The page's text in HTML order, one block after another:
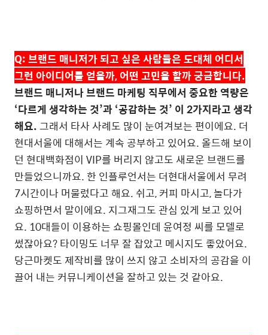
Q:브랜드 매니저가 되고 싶은 사람들은 도대체 어디서
그런 아이디어를 얻을까,어떤 고민을 할까 궁금합니다.
브랜드 매니저나 브랜드 마케팅 직무에서 중요한 역량은
‘다르게 생각하는 것’과‘공감하는 것’ 이 2가지라고 생각
해요. 그래서 타사 사례도 많이 눈여겨보는 편이에요. 더
현대서울에 대해서는 계속 공부하고 있어요. 올드해 보이
던 현대백화점이 VIP를 버리지 않고도 새로운 브랜드를
만들었으니까요. 한 인플루언서는 더현대서울에서 무려
7시간이나 머물렀다고 해요. 쉬고,커피 마시고,놀다가
쇼핑하면서 말이에요. 지그재그도 관심 있게 보고 있어
요. 10대들이 이용하는 쇼핑몰인데 윤여정 씨를 모델로
썼잖아요?타이밍도 너무 잘 잡았고 메시지도 좋았어요.
당근마켓도 제작비를 많이 쓰지 않고 소비자의 공감을 이
끌어 내는 커뮤니케이션을 잘하고 있는 것 같아요.